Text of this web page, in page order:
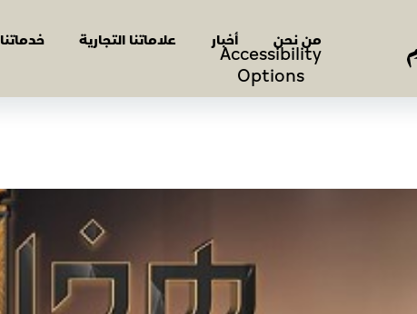
من نحن أخبار علاماتنا التجارية خدماتنا
Accessibility
Options